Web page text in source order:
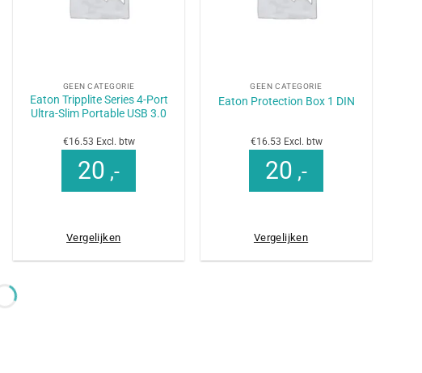
GEEN CATEGORIE
Eaton Tripplite Series 4-Port
Ultra-Slim Portable USB 3.0
€16.53 Excl. btw
20 ,-
Vergelijken
GEEN CATEGORIE
Eaton Protection Box 1 DIN
€16.53 Excl. btw
20 ,-
Vergelijken